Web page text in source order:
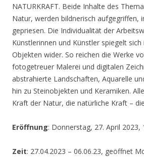
NATURKRAFT. Beide Inhalte des
Natur, werden bildnerisch aufgegriffen,
gepriesen. Die Individualität der
Künstlerinnen und Künstler spiegelt
Objekten wider. So reichen die Werke
fotogetreuer Malerei und digitalen
abstrahierte Landschaften, Aquarelle
hin zu Steinobjekten und Keramiken.
Kraft der Natur, die natürliche Kraft –
Eröffnung: Donnerstag, 27. April 2023,
Zeit: 27.04.2023 – 06.06.23, geöffnet